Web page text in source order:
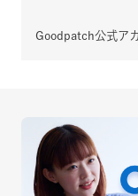
Goodpatch公式ア